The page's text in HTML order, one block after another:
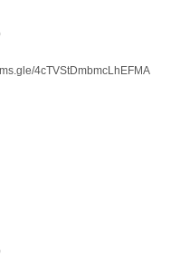
4cTVStDmbmcLhEFMA